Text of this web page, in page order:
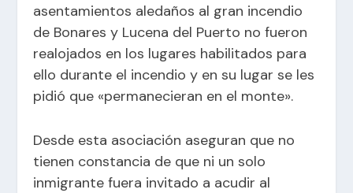
asentamientos aledaños al gran incendio
de Bonares y Lucena del Puerto no fueron
realojados en los lugares habilitados para
ello durante el incendio y en su lugar se les
pidió que «permanecieran en el monte».
Desde esta asociación aseguran que no
tienen constancia de que ni un solo
inmigrante fuera invitado a acudir al